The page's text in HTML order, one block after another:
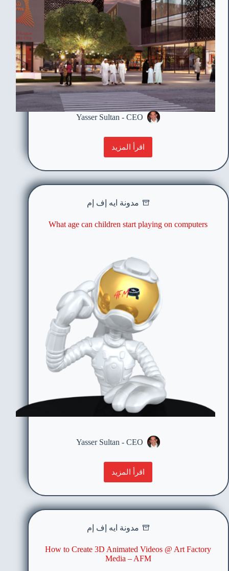
Yasser Sultan - CEO
اقرأ المزيد
مدونة ايه إف إم
What age can children start playing on computers
Yasser Sultan - CEO
اقرأ المزيد
مدونة ايه إف إم
How to Create 3D Animated Videos @ Art Factory
Media – AFM